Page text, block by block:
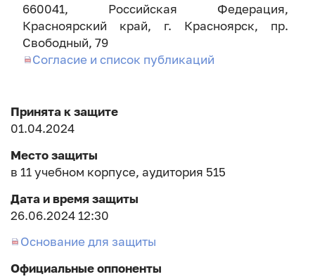
660041, Российская Федерация,
Красноярский край, г. Красноярск, пр.
Свободный, 79
Согласие и список публикаций
Принята к защите
01.04.2024
Место защиты
в 11 учебном корпусе, аудитория 515
Дата и время защиты
26.06.2024 12:30
Основание для защиты
Официальные оппоненты